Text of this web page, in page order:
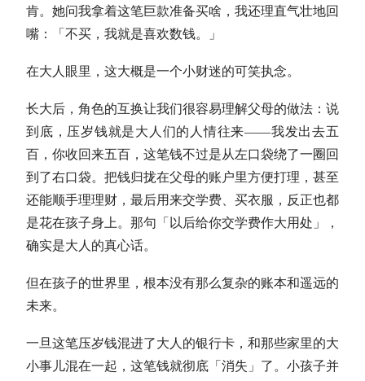
肯。她问我拿着这笔巨款准备买啥，我还理直气壮地回
嘴：「不买，我就是喜欢数钱。」
在大人眼里，这大概是一个小财迷的可笑执念。
长大后，角色的互换让我们很容易理解父母的做法：说
到底，压岁钱就是大人们的人情往来——我发出去五
百，你收回来五百，这笔钱不过是从左口袋绕了一圈回
到了右口袋。把钱归拢在父母的账户里方便打理，甚至
还能顺手理理财，最后用来交学费、买衣服，反正也都
是花在孩子身上。那句「以后给你交学费作大用处」，
确实是大人的真心话。
但在孩子的世界里，根本没有那么复杂的账本和遥远的
未来。
一旦这笔压岁钱混进了大人的银行卡，和那些家里的大
小事儿混在一起，这笔钱就彻底「消失」了。小孩子并